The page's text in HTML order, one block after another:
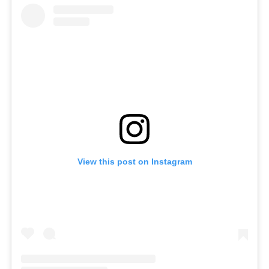
View this post on Instagram